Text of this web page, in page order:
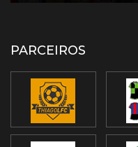
PARCEIROS